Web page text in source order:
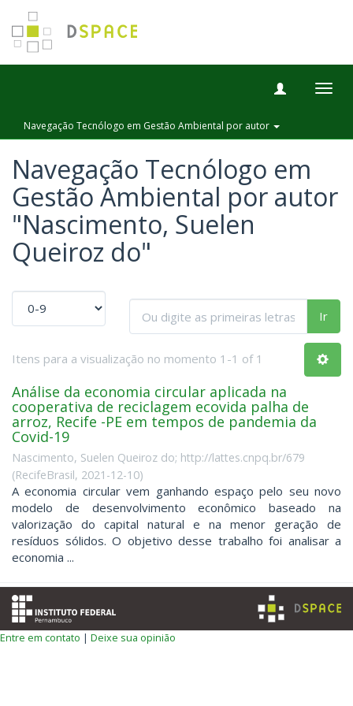
Navegação Tecnólogo em Gestão Ambiental por autor
Navegação Tecnólogo em
Gestão Ambiental por autor
"Nascimento, Suelen
Queiroz do"
Ir
Itens para a visualização no momento 1-1 of 1
Análise da economia circular aplicada na
cooperativa de reciclagem ecovida palha de
arroz, Recife -PE em tempos de pandemia da
Covid-19
Nascimento, Suelen Queiroz do; http://lattes.cnpq.br/679
(RecifeBrasil, 2021-12-10)
A economia circular vem ganhando espaço pelo seu novo
modelo de desenvolvimento econômico baseado na
valorização do capital natural e na menor geração de
resíduos sólidos. O objetivo desse trabalho foi analisar a
economia ...
Entre em contato | Deixe sua opinião